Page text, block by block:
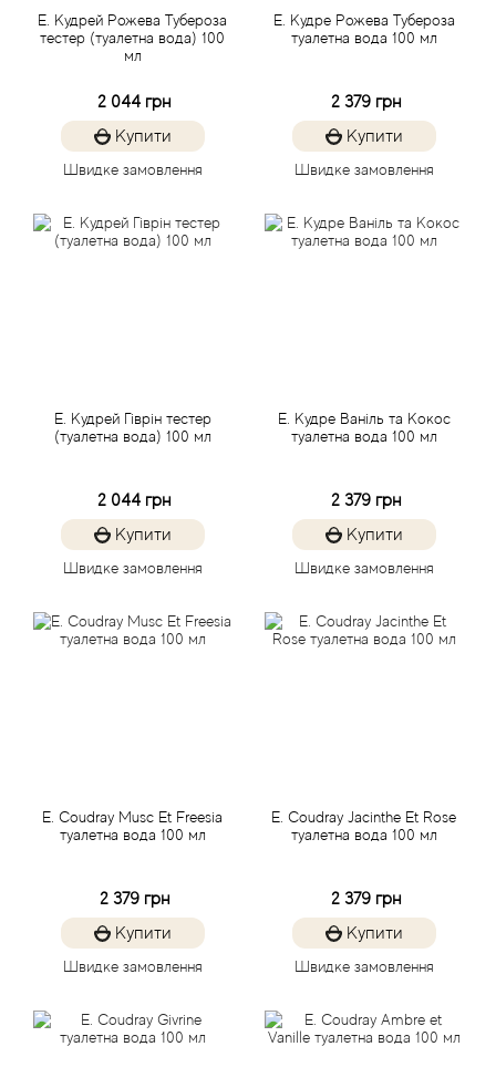
Е. Кудрей Рожева Тубероза
тестер (туалетна вода) 100
мл
2 044 грн
Купити
Швидке замовлення
Е. Кудре Рожева Тубероза
туалетна вода 100 мл
2 379 грн
Купити
Швидке замовлення
Е. Кудрей Гіврін тестер
(туалетна вода) 100 мл
2 044 грн
Купити
Швидке замовлення
E. Кудре Ваніль та Кокос
туалетна вода 100 мл
2 379 грн
Купити
Швидке замовлення
E. Coudray Musc Et Freesia
туалетна вода 100 мл
2 379 грн
Купити
Швидке замовлення
E. Coudray Jacinthe Et Rose
туалетна вода 100 мл
2 379 грн
Купити
Швидке замовлення
Acqua di Parma
Acqua di Sardegna
Adidas
Aedes de Venustas
Agent Provocateur
Agonist
Aigner
Al Jazeera
Alaia Paris
Alexander McQueen
Alexandre Barthet